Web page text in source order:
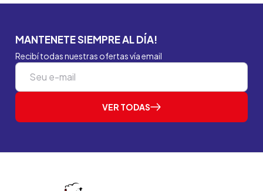
MANTENETE SIEMPRE AL DÍA!
Recibí todas nuestras ofertas vía email
VER TODAS